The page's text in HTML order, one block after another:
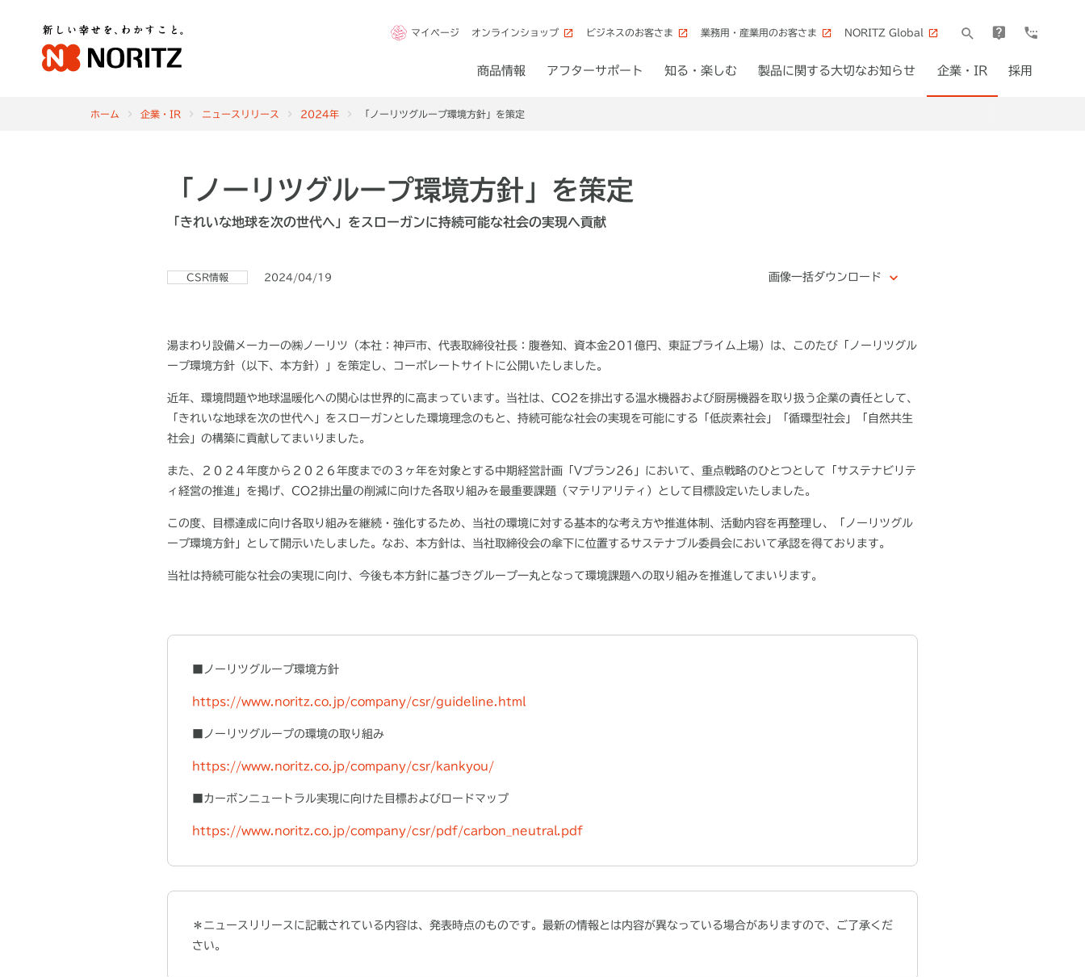
マイページ オンラインショップ ビジネスのお客さま 業務用・産業用のお客さま NORITZ Global
商品情報 アフターサポート 知る・楽しむ 製品に関する大切なお知らせ 企業・IR 採用
ホーム 企業・IR ニュースリリース 2024年 「ノーリツグループ環境方針」を策定
「ノーリツグループ環境方針」を策定
「きれいな地球を次の世代へ」をスローガンに持続可能な社会の実現へ貢献
CSR情報 2024/04/19 画像一括ダウンロード
湯まわり設備メーカーの㈱ノーリツ（本社：神戸市、代表取締役社長：腹巻知、資本金201 億円、東証プライム上場）は、このたび「ノーリツグル
ープ環境方針（以下、本方針）」を策定し、コーポレートサイトに公開いたしました。
近年、環境問題や地球温暖化への関心は世界的に高まっています。当社は、 CO2 を排出する温水機器および厨房機器を取り扱う企業の責任として、
「きれいな地球を次の世代へ」をスローガンとした環境理念のもと、持続可能な社会の実現を可能にする「低炭素社会」「循環型社会」「自然共生
社会」の構築に貢献してまいりました。
また、２０２４年度から２０２６年度までの３ヶ年を対象とする中期経営計画「 Vプラン26 」において、重点戦略のひとつとして「サステナビリテ
ィ経営の推進」を掲げ、 CO2排出量の削減に向けた各取り組みを最重要課題（マテリアリティ）として目標設定いたしました。
この度、目標達成に向け各取り組みを継続・強化するため、当社の環境に対する基本的な考え方や推進体制、活動内容を再整理し、「ノーリツグル
ープ環境方針」として開示いたしました。なお、本方針は、当社取締役会の傘下に位置するサステナブル委員会において承認を得ております。
当社は持続可能な社会の実現に向け、今後も本方針に基づきグループ一丸となって環境課題への取り組みを推進してまいります。
■ノーリツグループ環境方針
https://www.noritz.co.jp/company/csr/guideline.html
■ノーリツグループの環境の取り組み
https://www.noritz.co.jp/company/csr/kankyou/
■カーボンニュートラル実現に向けた目標およびロードマップ
https://www.noritz.co.jp/company/csr/pdf/carbon_neutral.pdf
＊ニュースリリースに記載されている内容は、発表時点のものです。最新の情報とは内容が異なっている場合がありますので、ご了承くだ
さい。